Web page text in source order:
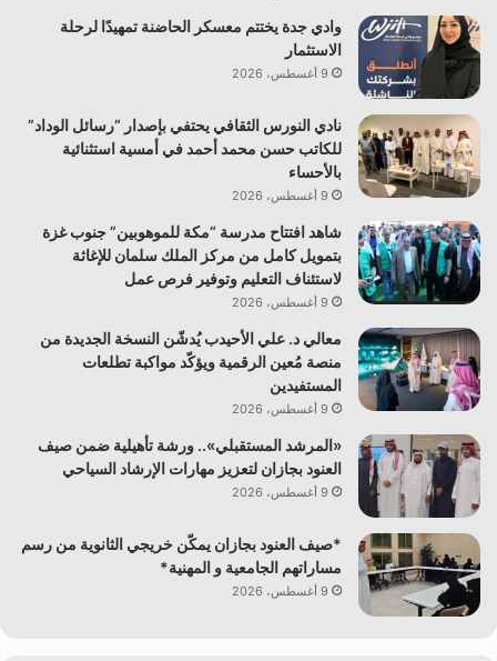
وادي جدة يختتم معسكر الحاضنة تمهيدًا لرحلة
الاستثمار
9 أغسطس، 2026
نادي النورس الثقافي يحتفي بإصدار “رسائل الوداد”
للكاتب حسن محمد أحمد في أمسية استثنائية
بالأحساء
9 أغسطس، 2026
شاهد افتتاح مدرسة “مكة للموهوبين” جنوب غزة
بتمويل كامل من مركز الملك سلمان للإغاثة
لاستئناف التعليم وتوفير فرص عمل
9 أغسطس، 2026
معالي د. علي الأحيدب يُدشّن النسخة الجديدة من
منصة مُعين الرقمية ويؤكّد مواكبة تطلعات
المستفيدين
9 أغسطس، 2026
«المرشد المستقبلي».. ورشة تأهيلية ضمن صيف
العنود بجازان لتعزيز مهارات الإرشاد السياحي
9 أغسطس، 2026
*صيف العنود بجازان يمكّن خريجي الثانوية من رسم
مساراتهم الجامعية و المهنية*
9 أغسطس، 2026